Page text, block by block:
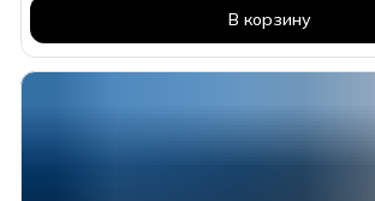
В корзину